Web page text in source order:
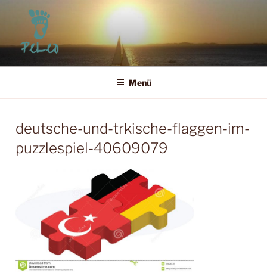
PELEO
Leben für Heute und Morgen
Menü
deutsche-und-trkische-flaggen-im-
puzzlespiel-40609079